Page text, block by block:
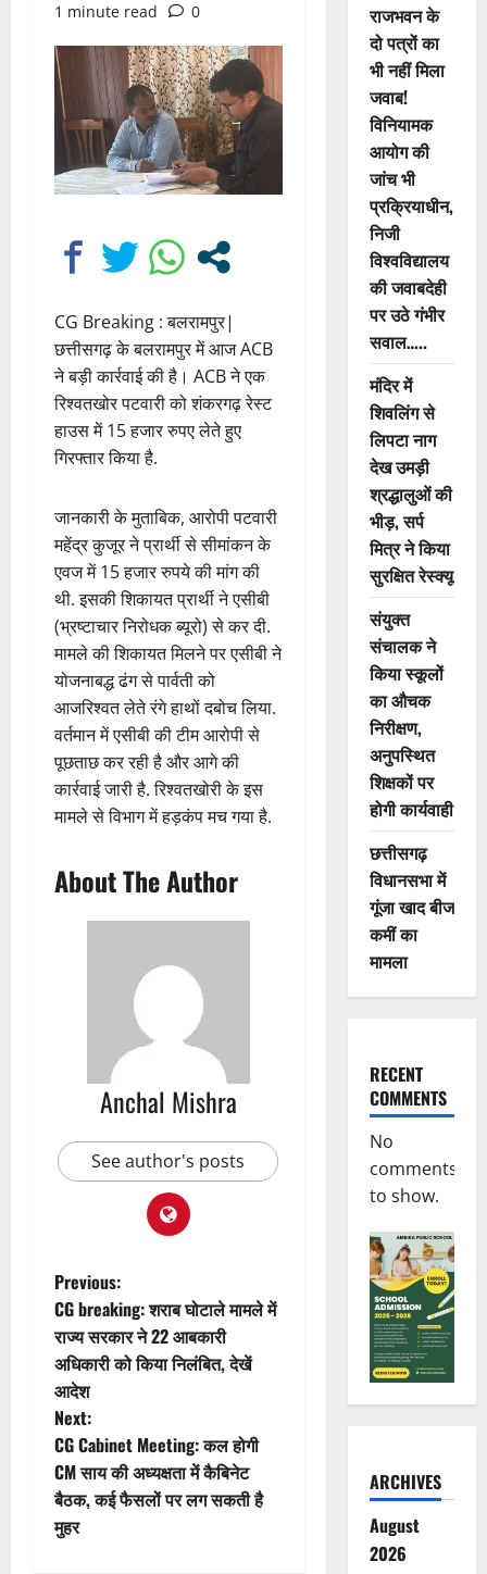
1 minute read
0
CG Breaking : बलरामपुर|
छत्तीसगढ़ के बलरामपुर में आज ACB
ने बड़ी कार्रवाई की है। ACB ने एक
रिश्वतखोर पटवारी को शंकरगढ़ रेस्ट
हाउस में 15 हजार रुपए लेते हुए
गिरफ्तार किया है.
जानकारी के मुताबिक, आरोपी पटवारी
महेंद्र कुजूर ने प्रार्थी से सीमांकन के
एवज में 15 हजार रुपये की मांग की
थी. इसकी शिकायत प्रार्थी ने एसीबी
(भ्रष्टाचार निरोधक ब्यूरो) से कर दी.
मामले की शिकायत मिलने पर एसीबी ने
योजनाबद्ध ढंग से पार्वती को
आजरिश्वत लेते रंगे हाथों दबोच लिया.
वर्तमान में एसीबी की टीम आरोपी से
पूछताछ कर रही है और आगे की
कार्रवाई जारी है. रिश्वतखोरी के इस
मामले से विभाग में हड़कंप मच गया है.
About The Author
Anchal Mishra
See author's posts
P
o
s
t
n
a
Previous:
CG breaking: शराब घोटाले मामले में
राज्य सरकार ने 22 आबकारी
अधिकारी को किया निलंबित, देखें
आदेश
Next:
CG Cabinet Meeting: कल होगी
CM साय की अध्यक्षता में कैबिनेट
बैठक, कई फैसलों पर लग सकती है
मुहर
राजभवन के
दो पत्रों का
भी नहीं मिला
जवाब!
विनियामक
आयोग की
जांच भी
प्रक्रियाधीन,
निजी
विश्वविद्यालय
की जवाबदेही
पर उठे गंभीर
सवाल…..
मंदिर में
शिवलिंग से
लिपटा नाग
देख उमड़ी
श्रद्धालुओं की
भीड़, सर्प
मित्र ने किया
सुरक्षित रेस्क्यू
संयुक्त
संचालक ने
किया स्कूलों
का औचक
निरीक्षण,
अनुपस्थित
शिक्षकों पर
होगी कार्यवाही
छत्तीसगढ़
विधानसभा में
गूंजा खाद बीज
कमीं का
मामला
RECENT
COMMENTS
No
comments
to show.
ARCHIVES
August
2026